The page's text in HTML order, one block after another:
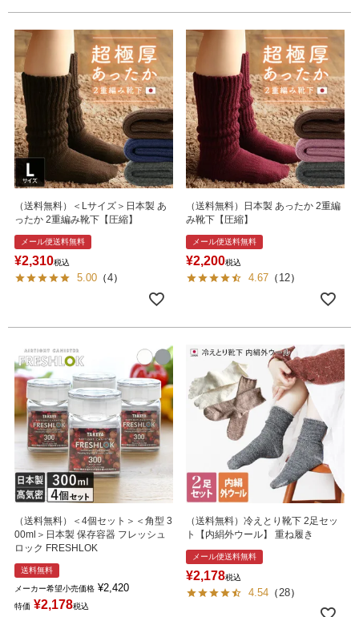
（送料無料）＜Lサイズ＞日本製 あ
ったか 2重編み靴下【圧縮】
メール便送料無料
¥2,310税込
5.00 （4）
（送料無料）日本製 あったか 2重編
み靴下【圧縮】
メール便送料無料
¥2,200税込
4.67 （ 12）
（送料無料）＜4個セット＞＜角型 3
00ml＞日本製 保存容器 フレッシュ
ロック FRESHLOK
送料無料
メーカー希望小売価格 ¥2,420
特価 ¥2,178税込
（送料無料）冷えとり靴下 2足セッ
ト【内絹外ウール】 重ね履き
メール便送料無料
¥2,178税込
4.54 （ 28）